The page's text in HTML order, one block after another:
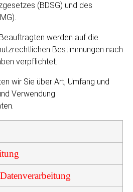
(BDSG) und des
werden auf die
Bestimmungen nach
verpflichtet.
wir Sie über Art, Umfang und
Verwendung